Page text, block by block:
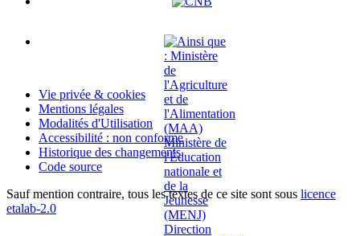
Vie privée & cookies
Mentions légales
Modalités d'Utilisation
Accessibilité : non conforme
Historique des changements
Code source
Sauf mention contraire, tous les textes de ce site sont sous licence
etalab-2.0